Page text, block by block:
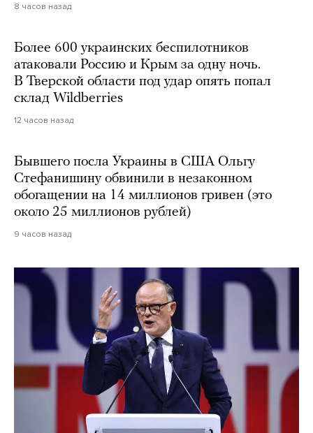
8 часов назад
Более 600 украинских беспилотников
атаковали Россию и Крым за одну ночь.
В Тверской области под удар опять попал
склад Wildberries
12 часов назад
Бывшего посла Украины в США Ольгу
Стефанишину обвинили в незаконном
обогащении на 14 миллионов гривен (это
около 25 миллионов рублей)
9 часов назад